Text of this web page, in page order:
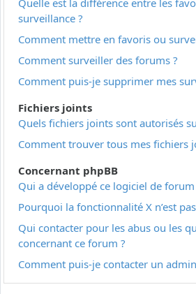
surveillance ?
Comment mettre en favoris ou
Comment surveiller des forums ?
Comment puis-je supprimer mes
Fichiers joints
Quels fichiers joints sont autorisés
Comment trouver tous mes fichiers
Concernant phpBB
Qui a développé ce logiciel de forum
Pourquoi la fonctionnalité X n’est
Qui contacter pour les abus ou les
concernant ce forum ?
Comment puis-je contacter un